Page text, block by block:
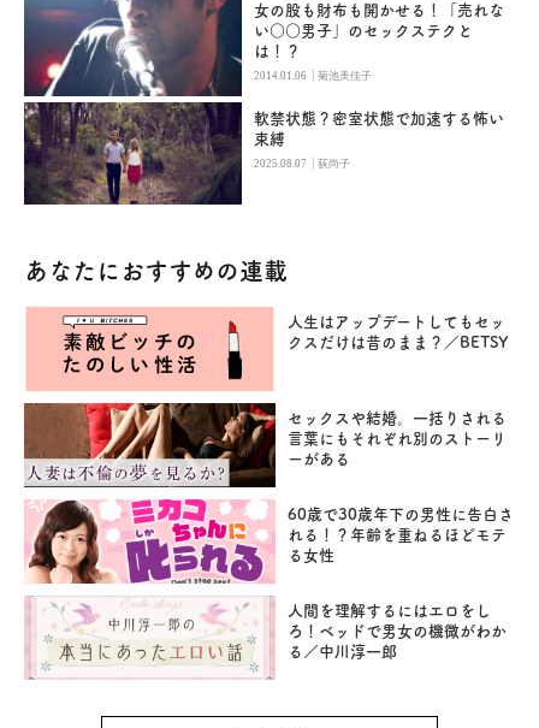
女の股も財布も開かせる！「売れな
い○○男子」のセックステクと
は！？
2014.01.06 |菊池美佳子
軟禁状態？密室状態で加速する怖い
束縛
2025.08.07 |荻尚子
あなたにおすすめの連載
人生はアップデートしてもセッ
クスだけは昔のまま？／BETSY
セックスや結婚。一括りされる
言葉にもそれぞれ別のストーリ
ーがある
60歳で30歳年下の男性に告白さ
れる！？年齢を重ねるほどモテ
る女性
人間を理解するにはエロをし
ろ！ベッドで男女の機微がわか
る／中川淳一郎